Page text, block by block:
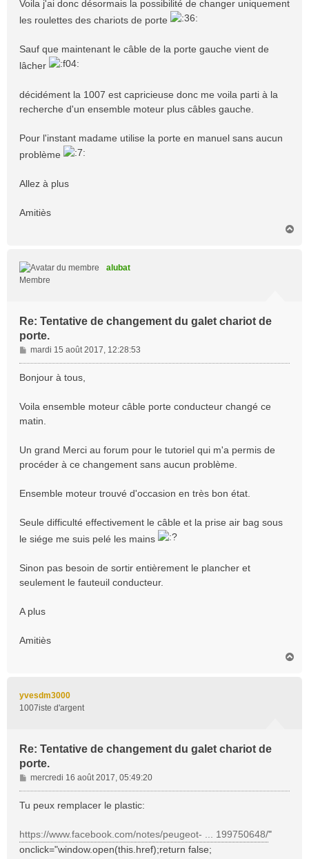
g
e
Voila j'ai donc désormais la possibilité de changer uniquement
les roulettes des chariots de porte
Sauf que maintenant le câble de la porte gauche vient de
lâcher
décidément la 1007 est capricieuse donc me voila parti à la
recherche d'un ensemble moteur plus câbles gauche.
Pour l'instant madame utilise la porte en manuel sans aucun
problème
Allez à plus
Amitiès
alubat
Membre
Re: Tentative de changement du galet chariot de
porte.
M
e
s
g
e
mardi 15 août 2017, 12:28:53
Bonjour à tous,
Voila ensemble moteur câble porte conducteur changé ce
matin.
Un grand Merci au forum pour le tutoriel qui m'a permis de
procéder à ce changement sans aucun problème.
Ensemble moteur trouvé d'occasion en très bon état.
Seule difficulté effectivement le câble et la prise air bag sous
le siége me suis pelé les mains
Sinon pas besoin de sortir entièrement le plancher et
seulement le fauteuil conducteur.
A plus
Amitiès
yvesdm3000
1007iste d'argent
Re: Tentative de changement du galet chariot de
porte.
M
e
s
g
e
mercredi 16 août 2017, 05:49:20
Tu peux remplacer le plastic:
https://www.facebook.com/notes/peugeot- ... 199750648/"
onclick="window.open(this.href);return false;